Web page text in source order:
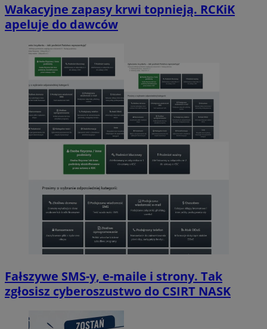
Wakacyjne zapasy krwi topnieją. RCKiK
apeluje do dawców
Fałszywe SMS-y, e-maile i strony. Tak
zgłosisz cyberoszustwo do CSIRT NASK